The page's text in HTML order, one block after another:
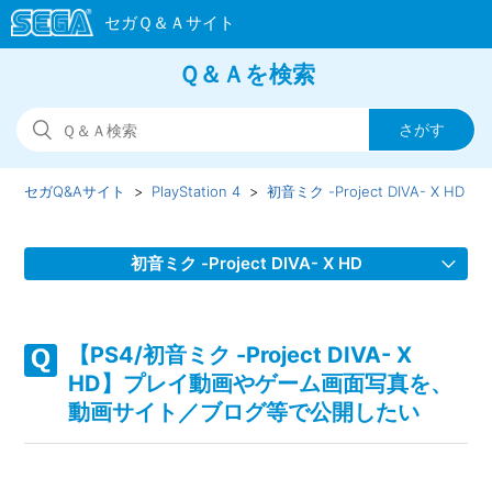
Ｑ＆Ａを検索
セガQ&Aサイト PlayStation 4 初音ミク -Project DIVA- X HD
初音ミク -Project DIVA- X HD
URLを教えてほしい
【PS4/初音ミク -Project DIVA- X HD】ゲームが難しい、コ
ツなどはあるのか
【PS4/初音ミク -Project DIVA- X
HD】プレイ動画やゲーム画面写真を、
動画サイト／ブログ等で公開したい